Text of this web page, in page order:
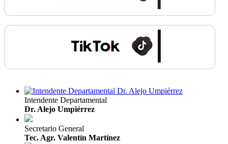
Intendente Departamental
Dr. Alejo Umpiérrez
Secretario General
Tec. Agr. Valentín Martínez